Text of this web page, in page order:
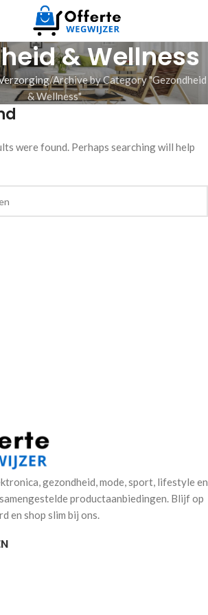
& Wellness
Archive by Category "Gezondheid
& Wellness"
were found. Perhaps searching will help
gezondheid, mode, sport, lifestyle en
productaanbiedingen. Blijf op
en shop slim bij ons.